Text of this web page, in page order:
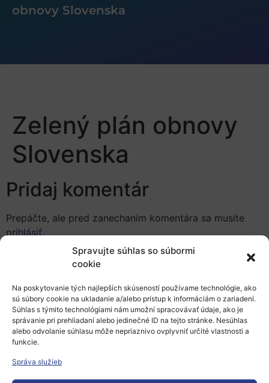
Spravujte súhlas so súbormi
cookie
Na poskytovanie tých najlepších skúseností používame technológie, ako
sú súbory cookie na ukladanie a/alebo prístup k informáciám o zariadení.
Súhlas s týmito technológiami nám umožní spracovávať údaje, ako je
správanie pri prehliadaní alebo jedinečné ID na tejto stránke. Nesúhlas
alebo odvolanie súhlasu môže nepriaznivo ovplyvniť určité vlastnosti a
funkcie.
Správa služieb
obnovy Slovenska
Zelený plán obnovy
Slovenska
Pridaj komentár
Prepáčte, ale pred zanechaním komentára sa musíte
prihlásiť.
Európsky výskumný priestor